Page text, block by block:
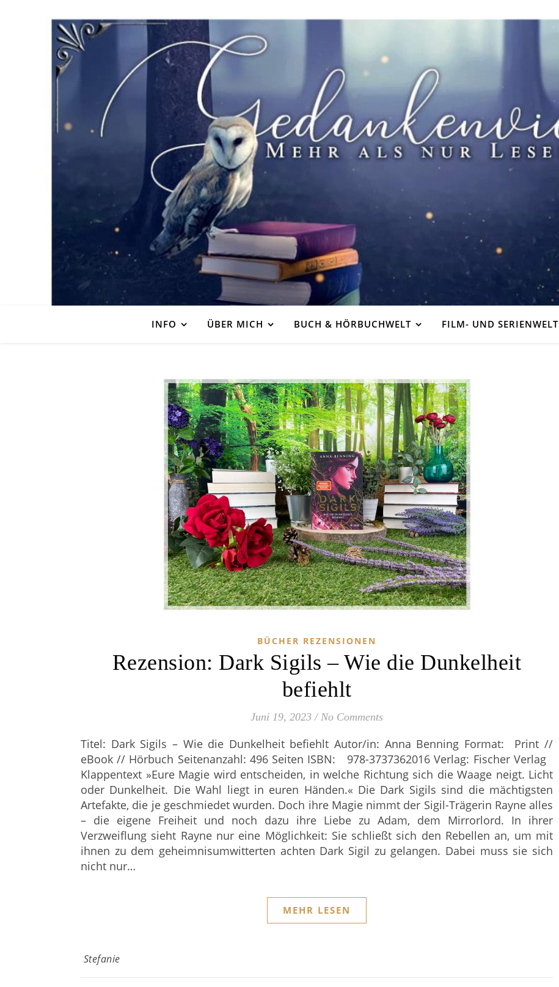
INFO ÜBER MICH BUCH & HÖRBUCHWELT FILM- UND SERIENWELT
BÜCHER REZENSIONEN
Rezension: Dark Sigils – Wie die Dunkelheit
befiehlt
Juni 19, 2023 / No Comments
Titel: Dark Sigils – Wie die Dunkelheit befiehlt Autor/in: Anna Benning Format: Print //
eBook // Hörbuch Seitenanzahl: 496 Seiten ISBN: ‎ ‎ 978-3737362016 Verlag: Fischer Verlag
Klappentext »Eure Magie wird entscheiden, in welche Richtung sich die Waage neigt. Licht
oder Dunkelheit. Die Wahl liegt in euren Händen.« Die Dark Sigils sind die mächtigsten
Artefakte, die je geschmiedet wurden. Doch ihre Magie nimmt der Sigil-Trägerin Rayne alles
– die eigene Freiheit und noch dazu ihre Liebe zu Adam, dem Mirrorlord. In ihrer
Verzweiflung sieht Rayne nur eine Möglichkeit: Sie schließt sich den Rebellen an, um mit
ihnen zu dem geheimnisumwitterten achten Dark Sigil zu gelangen. Dabei muss sie sich
nicht nur…
MEHR LESEN
Stefanie